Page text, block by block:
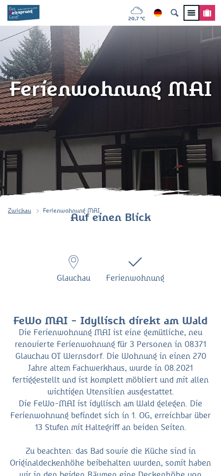
20,7 °C
Ferienwohnung MAI
Zwickau Ferienwohnung MAI
Auf einen Blick
Glauchau Ferienwohnung
FeWo MAI - Idyllisch direkt am Wald
Die Ferienwohnung MAI ist eine gemütliche, neu
renovierte Ferienwohnung für 3 Personen in 08371
Glauchau OT Wernsdorf. Die Wohnung in einen 270
Jahre altem Fachwerkhaus, wurde in 08.2021
fertiggestellt und ist komplett möbliert und mit allen
wichtigen Utensilien ausgestattet.
Die FeWo-MAI ist idyllisch am Wald gelegen. Die
Ferienwohnung befindet sich in 1. OG, erreichbar über
13 Stufen mit Haltegriff an beiden Seiten.
Zu beachten: das Bad sowie die Küche sind in
Originaldeckenhöhe beibehalten wurden, somit haben